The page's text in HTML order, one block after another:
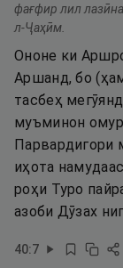
фағфир лил
л-Ҷаҳӣм.
Ононе ки
Аршанд, бо
тасбеҳ
муъминон
Парвардигори
иҳота
роҳи Туро
азоби Дӯзах
40:7